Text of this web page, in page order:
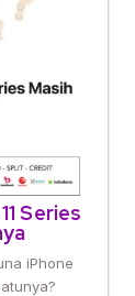
Series
iPhone